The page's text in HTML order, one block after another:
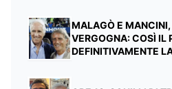
MALAGÒ E
VERGOGNA: COSÌ IL
DEFINITIVAMENTE